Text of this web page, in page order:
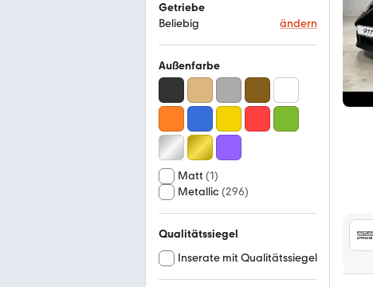
Getriebe
Beliebig
ändern
Außenfarbe
Matt (1)
Metallic(296)
Qualitätssiegel
Inserate mit Qualitätssiegel